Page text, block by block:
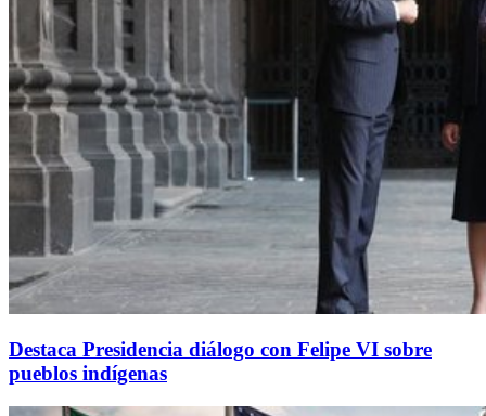
Destaca Presidencia diálogo con Felipe VI sobre
pueblos indígenas